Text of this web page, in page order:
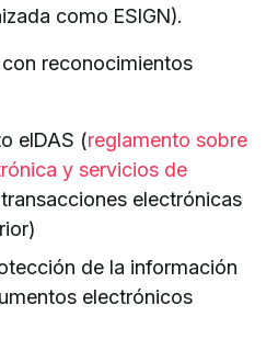
como ESIGN).
reconocimientos
eIDAS (reglamento sobre
y servicios de
electrónicas
de la información
electrónicos